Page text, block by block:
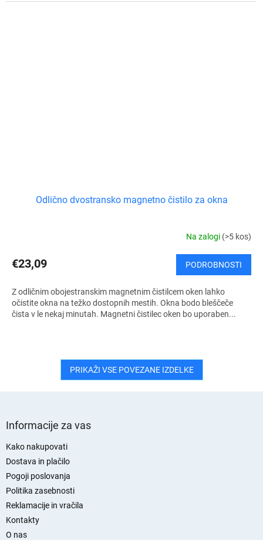
Odlično dvostransko magnetno čistilo za okna
Na zalogi (>5 kos)
€23,09 PODROBNOSTI
Z odličnim obojestranskim magnetnim čistilcem oken lahko
očistite okna na težko dostopnih mestih. Okna bodo bleščeče
čista v le nekaj minutah. Magnetni čistilec oken bo uporaben...
PRIKAŽI VSE POVEZANE IZDELKE
Informacije za vas
Kako nakupovati
Dostava in plačilo
Pogoji poslovanja
Politika zasebnosti
Reklamacije in vračila
Kontakty
O nas